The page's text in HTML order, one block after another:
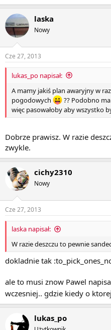
laska
Nowy
Cze 27, 2013
lukas_po napisał:
A mamy jakiś plan awaryjny w
pogodowych
?? Podobno
więc pasowałoby aby wszystko
Dobrze prawisz. W razie
zwykle.
cichy2310
Nowy
Cze 27, 2013
laska napisał:
W razie deszczu to pewnie
dokladnie tak
ale to musi znow Pawel
wczesniej.. gdzie kiedy o
lukas_po